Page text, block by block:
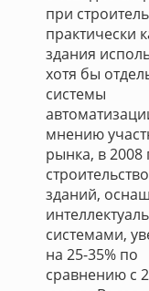
при
практически
здания
хотя бы
системы
мнению
рынка, в 2008
зданий,
системами,
на 25-35% по
сравнению с